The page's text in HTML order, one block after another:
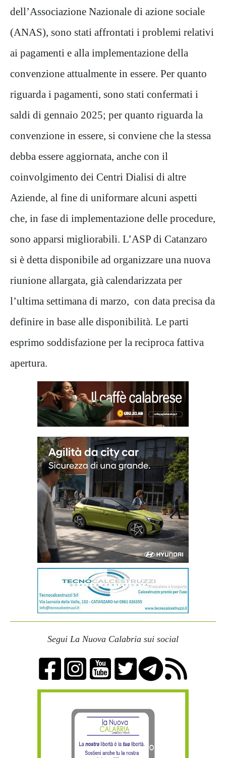
dell’Associazione Nazionale di azione sociale
(ANAS), sono stati affrontati i problemi relativi
ai pagamenti e alla implementazione della
convenzione attualmente in essere. Per quanto
riguarda i pagamenti, sono stati confermati i
saldi di gennaio 2025; per quanto riguarda la
convenzione in essere, si conviene che la stessa
debba essere aggiornata, anche con il
coinvolgimento dei Centri Dialisi di altre
Aziende, al fine di uniformare alcuni aspetti
che, in fase di implementazione delle procedure,
sono apparsi migliorabili. L’ASP di Catanzaro
si è detta disponibile ad organizzare una nuova
riunione allargata, già calendarizzata per
l’ultima settimana di marzo, con data precisa da
definire in base alle disponibilità. Le parti
esprimo soddisfazione per la reciproca fattiva
apertura.
Segui La Nuova Calabria sui social